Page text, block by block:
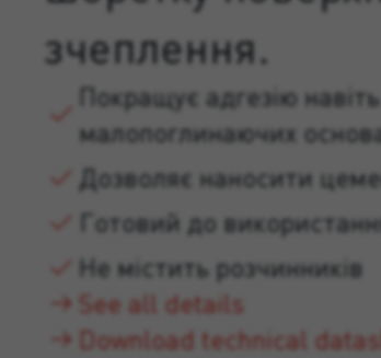
зчеплення.
Покращує адгезію
малопоглинаючих
Дозволяє наносити
Готовий до
Не містить розчинників
See all details
Download technical